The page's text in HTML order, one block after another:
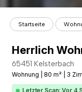
Startseite
65451 Kelsterbach
Wohnung 80 m² 3
Letzter Scan: Vor 4